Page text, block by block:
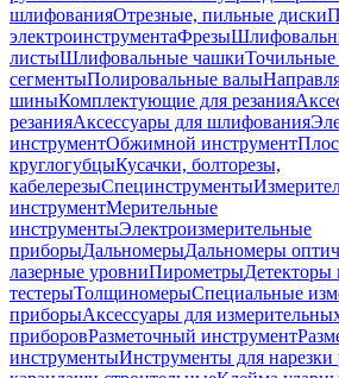
шлифованияОтрезные, пильные диски
электроинструментаФрезы
листыШлифовальные чашкиТочильные
сегментыПолировальные валы
шиныКомплектующие для резания
резанияАксессуары для шлифования
инструментОбжимной инструмент
круглогубцыКусачки, болторезы,
кабелерезыСпецинструменты
инструментМерительные
инструментыЭлектроизмерительные
приборыДальномерыДальномеры
лазерные уровниПирометрыДетекторы
тестерыТолщиномерыСпециальные
приборыАксессуары для
приборовРазметочный инструмент
инструментыИнструменты для нарезки